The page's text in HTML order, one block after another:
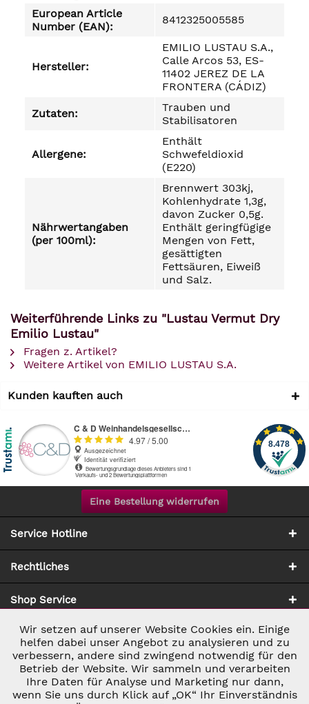
European Article
Number (EAN):
8412325005585
Hersteller:
EMILIO LUSTAU S.A.,
Calle Arcos 53, ES-
11402 JEREZ DE LA
FRONTERA (CÁDIZ)
Zutaten:
Trauben und
Stabilisatoren
Allergene:
Enthält
Schwefeldioxid
(E220)
Nährwertangaben
(per 100ml):
Brennwert 303kj,
Kohlenhydrate 1,3g,
davon Zucker 0,5g.
Enthält geringfügige
Mengen von Fett,
gesättigten
Fettsäuren, Eiweiß
und Salz.
Weiterführende Links zu "Lustau Vermut Dry
Emilio Lustau"
Fragen z. Artikel?
Weitere Artikel von EMILIO LUSTAU S.A.
Kunden kauften auch
Eine Bestellung widerrufen
Service Hotline
Rechtliches
Shop Service
Zahlung & Versand
Notwendig Aktiv
Marketing Inaktiv
Wir setzen auf unserer Website Cookies ein. Einige
helfen dabei unser Angebot zu analysieren und zu
verbessern, andere sind zwingend notwendig für den
Betrieb der Website. Wir sammeln und verarbeiten
Ihre Daten für Analyse und Marketing nur dann,
wenn Sie uns durch Klick auf „OK“ Ihr Einverständnis